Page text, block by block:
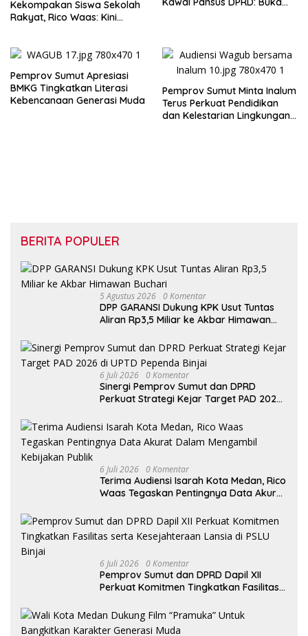
Kekompakan Siswa Sekolah
Rakyat, Rico Waas: Kini
Pemprov Sumut Apresiasi
BMKG Tingkatkan Literasi
Kebencanaan Generasi Muda
Pemprov Sumut Minta Inalum
Terus Perkuat Pendidikan
dan Kelestarian Lingkungan
BERITA POPULER
5 Agustus 2026 0 Komentar
DPP GARANSI Dukung KPK Usut Tuntas
Aliran Rp3,5 Miliar ke Akbar Himawan
6 Juli 2026 0 Komentar
Sinergi Pemprov Sumut dan DPRD
Perkuat Strategi Kejar Target PAD 2026
6 Juli 2026 0 Komentar
Terima Audiensi Isarah Kota Medan, Rico
Waas Tegaskan Pentingnya Data Akurat
6 Juli 2026 0 Komentar
Pemprov Sumut dan DPRD Dapil XII
Perkuat Komitmen Tingkatkan Fasilitas
Binjai